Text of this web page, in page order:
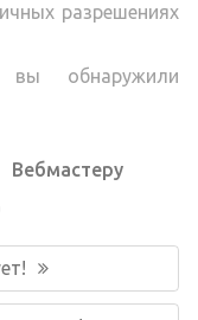
разрешениях
вы обнаружили
Вебмастеру